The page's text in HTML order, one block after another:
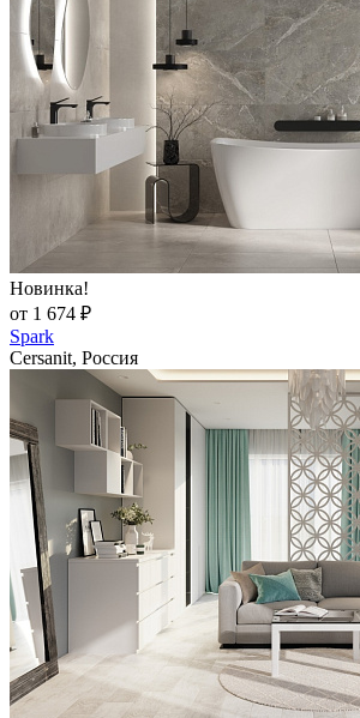
Новинка!
от 1 674 ₽
Spark
Cersanit, Россия